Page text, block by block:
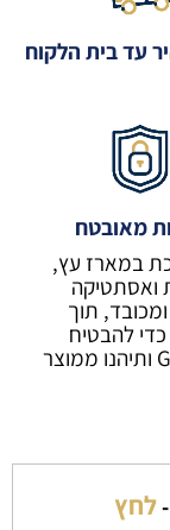
עד בית הלקוח
מאובטח
במארז עץ,
ואסתטיקה
תוך
להבטיח
עמידות ארוכת שנים. הזמינו עכשיו ב-Gstore ותיהנו ממוצר
לחץ